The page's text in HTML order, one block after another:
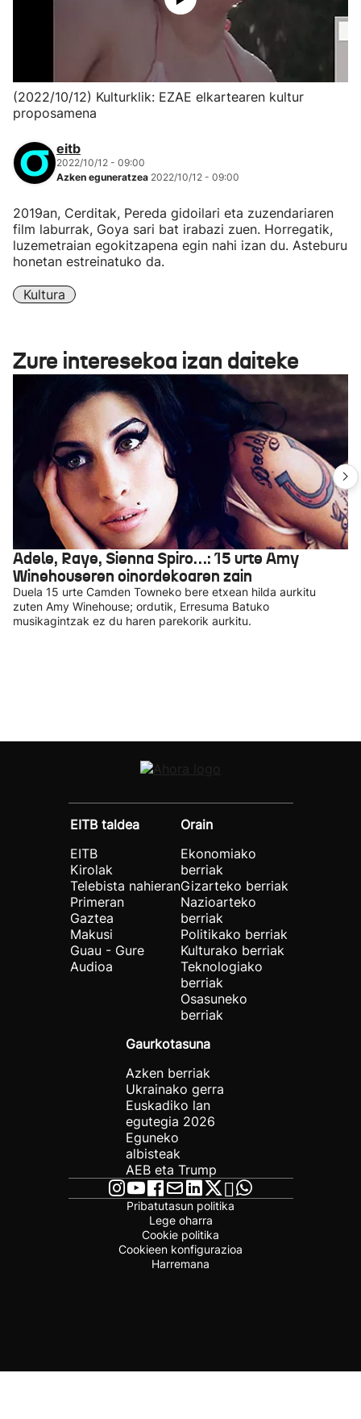
(2022/10/12) Kulturklik: EZAE elkartearen kultur
proposamena
eitb
2022/10/12 - 09:00
Azken eguneratzea 2022/10/12 - 09:00
2019an, Cerditak, Pereda gidoilari eta zuzendariaren
film laburrak, Goya sari bat irabazi zuen. Horregatik,
luzemetraian egokitzapena egin nahi izan du. Asteburu
honetan estreinatuko da.
Kultura
Zure interesekoa izan daiteke
Adele, Raye, Sienna Spiro…: 15 urte Amy
Winehouseren oinordekoaren zain
Duela 15 urte Camden Towneko bere etxean hilda aurkitu
zuten Amy Winehouse; ordutik, Erresuma Batuko
musikagintzak ez du haren parekorik aurkitu.
EITB taldea
EITB
Kirolak
Telebista nahieran
Primeran
Gaztea
Makusi
Guau - Gure
Audioa
Orain
Ekonomiako
berriak
Gizarteko berriak
Nazioarteko
berriak
Politikako berriak
Kulturako berriak
Teknologiako
berriak
Osasuneko
berriak
Gaurkotasuna
Azken berriak
Ukrainako gerra
Euskadiko lan
egutegia 2026
Eguneko
albisteak
AEB eta Trump
Pribatutasun politika
Lege oharra
Cookie politika
Cookieen konfigurazioa
Harremana